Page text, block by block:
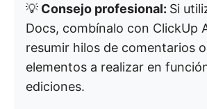
💡 Consejo profesional: Si
Docs, combínalo con ClickUp
resumir hilos de comentarios
elementos a realizar en
ediciones.